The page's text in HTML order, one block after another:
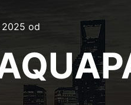
2025 od